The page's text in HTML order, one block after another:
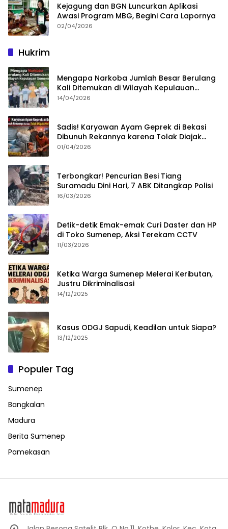
Kejagung dan BGN Luncurkan Aplikasi
Awasi Program MBG, Begini Cara Lapornya
02/04/2026
Hukrim
Mengapa Narkoba Jumlah Besar Berulang
Kali Ditemukan di Wilayah Kepulauan
Sumenep?
14/04/2026
Sadis! Karyawan Ayam Geprek di Bekasi
Dibunuh Rekannya karena Tolak Diajak
Merampok Majikan
01/04/2026
Terbongkar! Pencurian Besi Tiang
Suramadu Dini Hari, 7 ABK Ditangkap Polisi
16/03/2026
Detik-detik Emak-emak Curi Daster dan HP
di Toko Sumenep, Aksi Terekam CCTV
11/03/2026
Ketika Warga Sumenep Melerai Keributan,
Justru Dikriminalisasi
14/12/2025
Kasus ODGJ Sapudi, Keadilan untuk Siapa?
13/12/2025
Populer Tag
Sumenep
Bangkalan
Madura
Berita Sumenep
Pamekasan